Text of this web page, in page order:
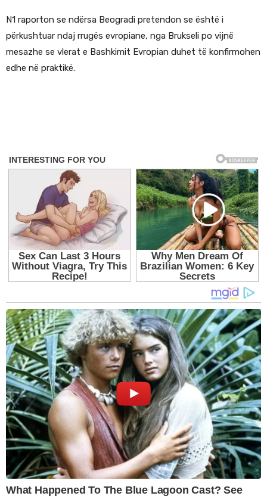
N1 raporton se ndërsa Beogradi pretendon se është i
përkushtuar ndaj rrugës evropiane, nga Brukseli po vijnë
mesazhe se vlerat e Bashkimit Evropian duhet të konfirmohen
edhe në praktikë.